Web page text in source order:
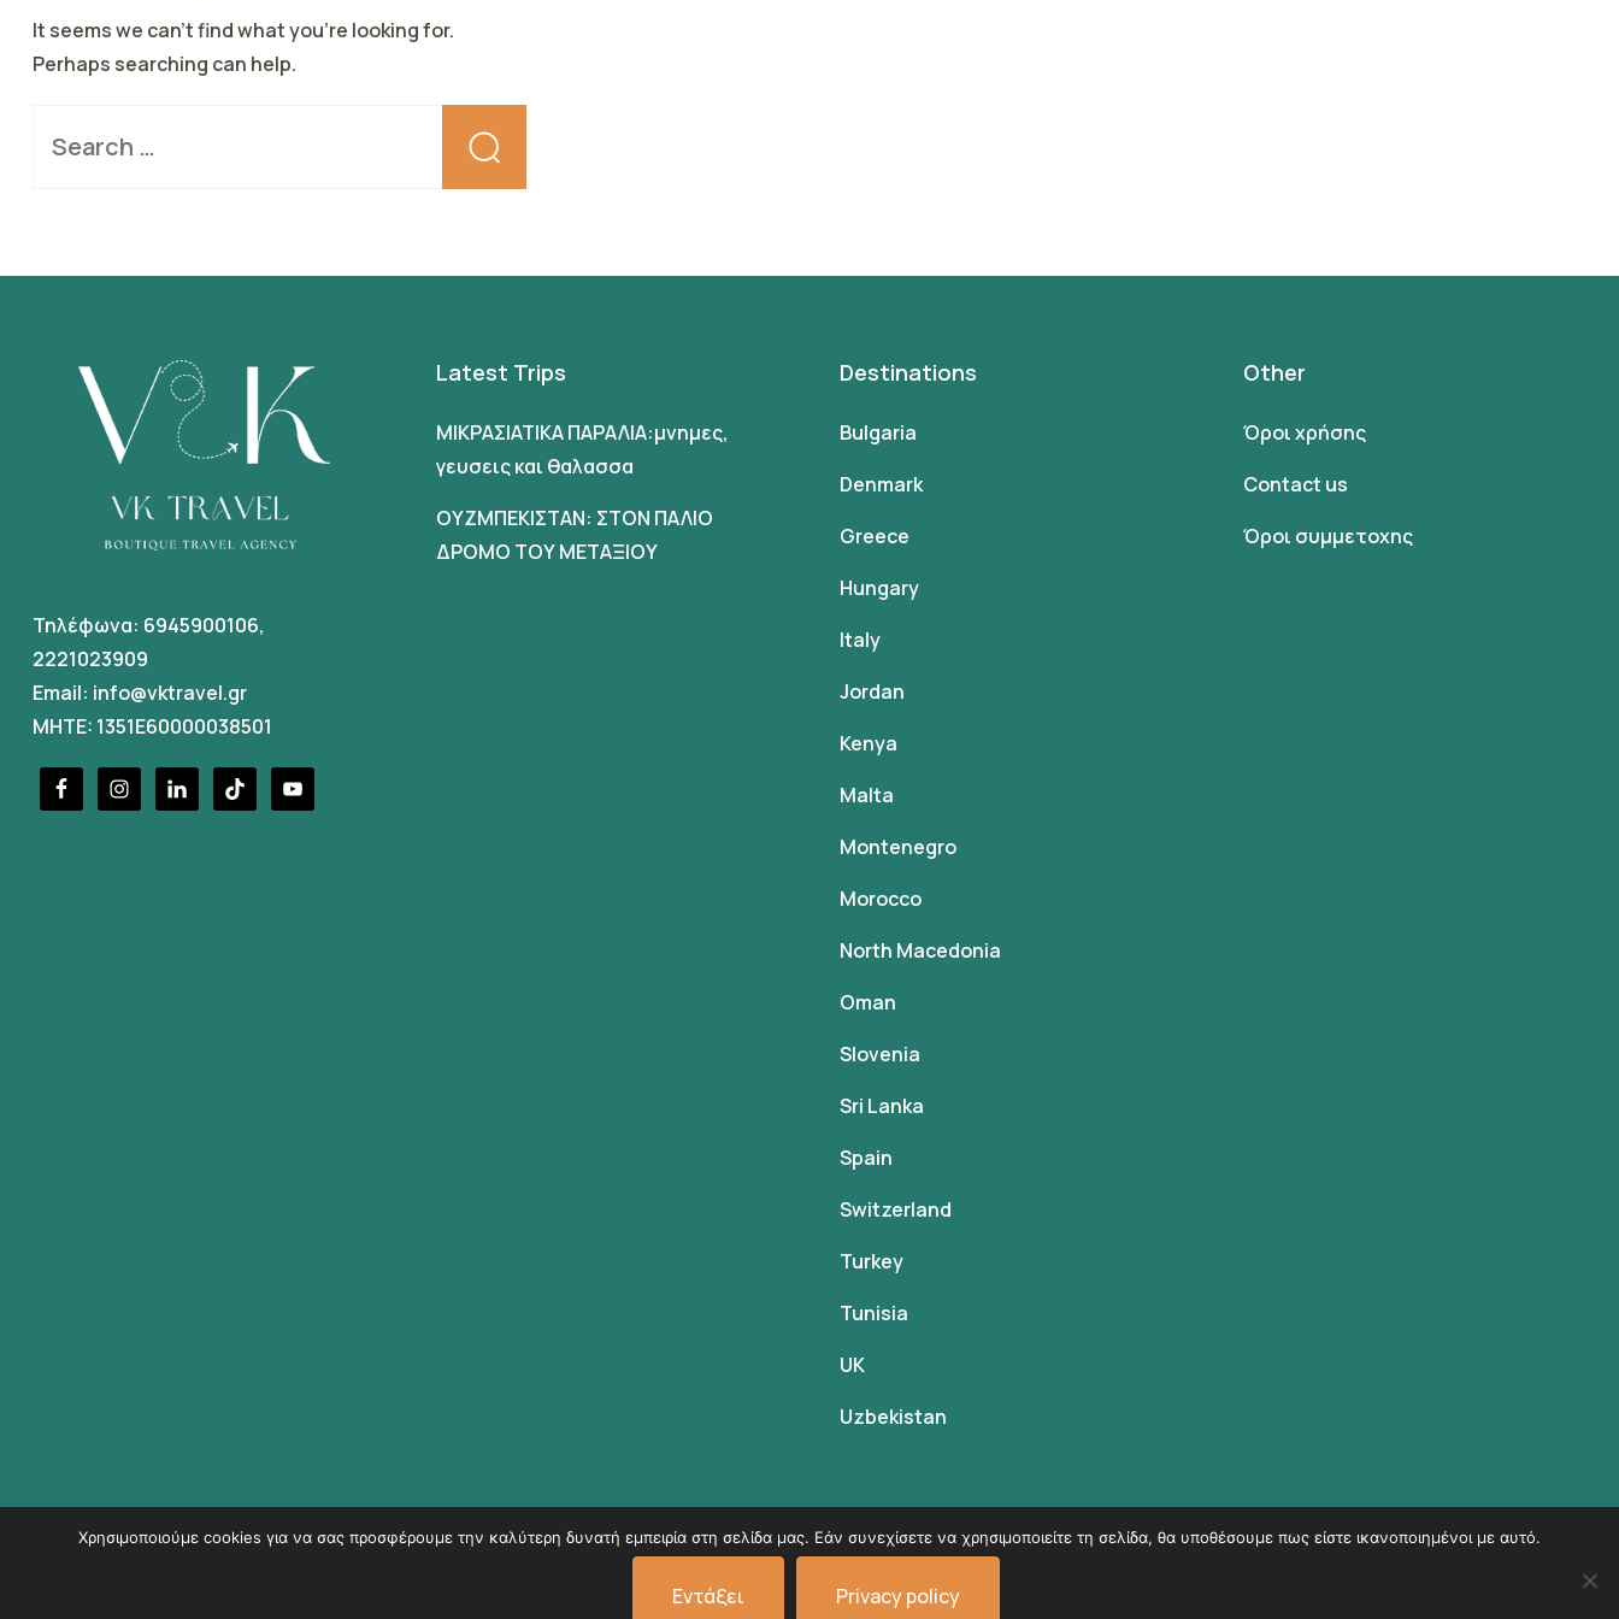
It seems we can’t find what you’re looking for.
Perhaps searching can help.
Τηλέφωνα: 6945900106,
2221023909
Email: info@vktravel.gr
MHTE: 1351E60000038501
Latest Trips
ΜΙΚΡΑΣΙΑΤΙΚΑ ΠΑΡΑΛΙΑ:μνημες,
γευσεις και θαλασσα
ΟΥΖΜΠΕΚΙΣΤΑΝ: ΣΤΟΝ ΠΑΛΙΟ
ΔΡΟΜΟ ΤΟΥ ΜΕΤΑΞΙΟΥ
Destinations
Bulgaria
Denmark
Greece
Hungary
Italy
Jordan
Kenya
Malta
Montenegro
Morocco
North Macedonia
Oman
Slovenia
Sri Lanka
Spain
Switzerland
Turkey
Tunisia
UK
Uzbekistan
Other
Όροι χρήσης
Contact us
Όροι συμμετοχης
© Copyright 2026VK Travel by Victoria Kokka.
Όροι χρήσης
Χρησιμοποιούμε cookies για να σας προσφέρουμε την καλύτερη δυνατή εμπειρία στη σελίδα μας. Εάν συνεχίσετε να χρησιμοποιείτε τη σελίδα, θα υποθέσουμε πως είστε ικανοποιημένοι με αυτό.
Εντάξει Privacy policy